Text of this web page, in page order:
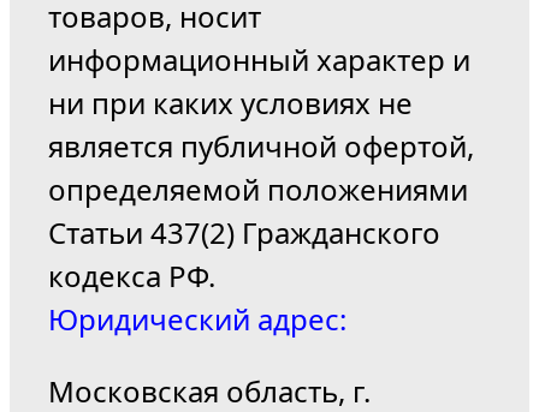
товаров, носит
информационный характер и
ни при каких условиях не
является публичной офертой,
определяемой положениями
Статьи 437(2) Гражданского
кодекса РФ.
Юридический адрес:
Московская область, г.